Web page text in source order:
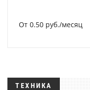
От 0.50 руб./месяц
ТЕХНИКА